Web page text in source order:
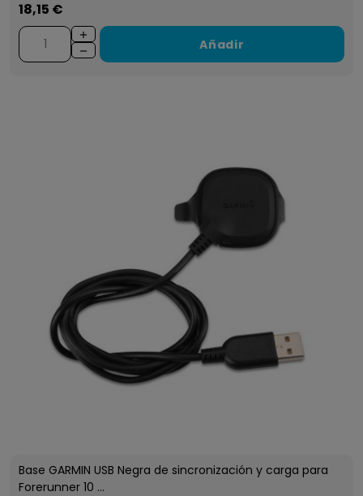
18,15 €
Añadir
Base GARMIN USB Negra de sincronización y carga para
Forerunner 10 ...